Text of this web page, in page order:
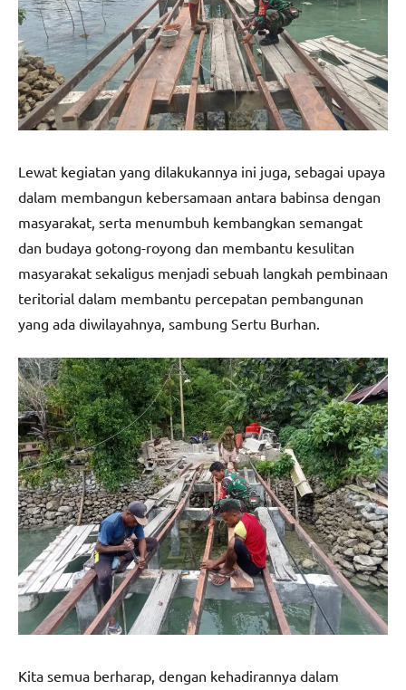
Lewat kegiatan yang dilakukannya ini juga, sebagai upaya
dalam membangun kebersamaan antara babinsa dengan
masyarakat, serta menumbuh kembangkan semangat
dan budaya gotong-royong dan membantu kesulitan
masyarakat sekaligus menjadi sebuah langkah pembinaan
teritorial dalam membantu percepatan pembangunan
yang ada diwilayahnya, sambung Sertu Burhan.
Kita semua berharap, dengan kehadirannya dalam